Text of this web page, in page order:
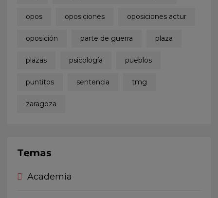
opos oposiciones oposiciones actur
oposición parte de guerra plaza
plazas psicología pueblos
puntitos sentencia tmg
zaragoza
Temas
Academia